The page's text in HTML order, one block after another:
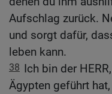
Aufschlag zurück.
und sorgt dafür,
leben kann.
38 Ich bin der
Ägypten geführt